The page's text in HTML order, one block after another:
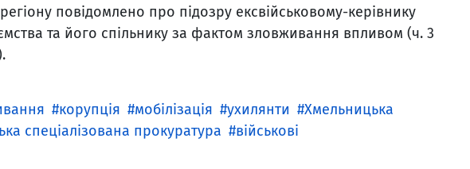
повідомлено про підозру ексвійськовому-керівнику
та його спільнику за фактом зловживання впливом (ч. 3
корупція мобілізація ухилянти
Хмельницька
спеціалізована прокуратура
військові